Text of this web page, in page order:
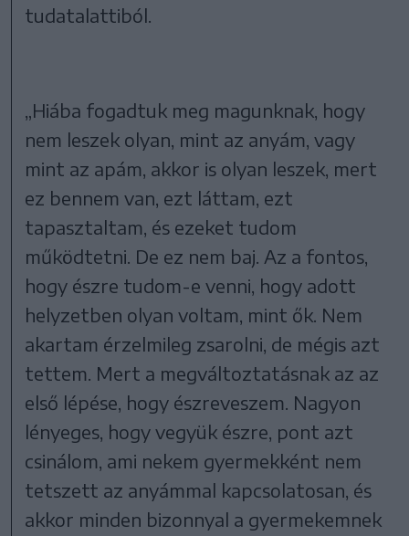
tudatalattiból.
„Hiába fogadtuk meg magunknak, hogy
nem leszek olyan, mint az anyám, vagy
mint az apám, akkor is olyan leszek, mert
ez bennem van, ezt láttam, ezt
tapasztaltam, és ezeket tudom
működtetni. De ez nem baj. Az a fontos,
hogy észre tudom-e venni, hogy adott
helyzetben olyan voltam, mint ők. Nem
akartam érzelmileg zsarolni, de mégis azt
tettem. Mert a megváltoztatásnak az az
első lépése, hogy észreveszem. Nagyon
lényeges, hogy vegyük észre, pont azt
csinálom, ami nekem gyermekként nem
tetszett az anyámmal kapcsolatosan, és
akkor minden bizonnyal a gyermekemnek